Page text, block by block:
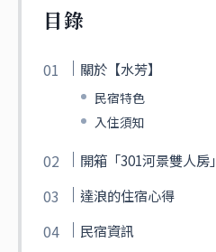
目錄
關於【水芳】
民宿特色
入住須知
開箱「301河景雙人房」
達浪的住宿心得
民宿資訊